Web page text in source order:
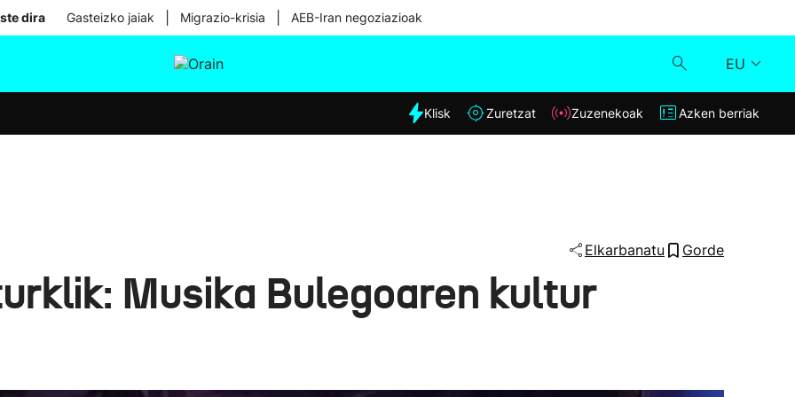
dira Gasteizko jaiak Migrazio-krisia AEB-Iran negoziazioak
EU
Eguraldia
Klisk
Klisk Zuretzat Zuzenekoak Azken berriak
Elkarbanatu Gorde
Musika Bulegoaren kultur